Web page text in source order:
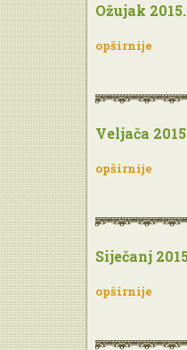
Ožujak 2015.
opširnije
Veljača 2015
opširnije
Siječanj
opširnije